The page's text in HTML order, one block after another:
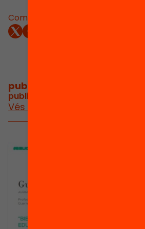
Comparteix:
publicacions i vídeos
publicacions i vídeos del projecte
Vés a publicacions i vídeos